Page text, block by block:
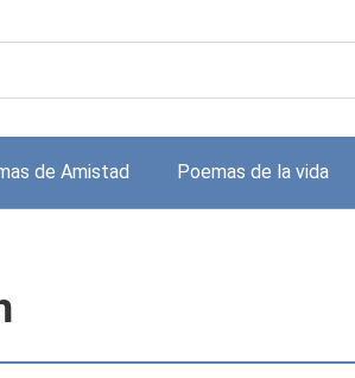
de Amistad Poemas de la vida